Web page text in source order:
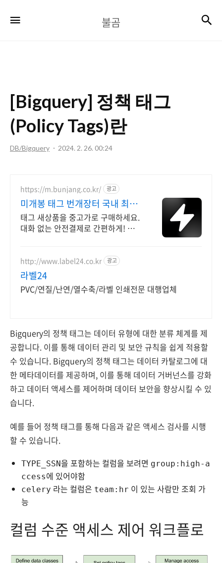
곰
불곰
[Bigquery] 정책 태그
(Policy Tags)란
DB/Bigquery 2024. 2. 26. 00:24
https://m.bunjang.co.kr/ 광고
미개봉 태그 번개장터 국내 최대
브랜드 중고거래
태그 새상품을 중고가로 구매하세요.
대화 없는 안전결제로 간편하게! 전국
드
http://www.label24.co.kr 광고
라벨24
PVC/연질/난연/열수축/라벨 인쇄전문 대행업체
Bigquery의 정책 태그는 데이터 유형에 대한 분류 체계를 제
공합니다. 이를 통해 데이터 관리 및 보안 규칙을 쉽게 적용할
수 있습니다. Bigquery의 정책 태그는 데이터 카탈로그에 대
한 메타데이터를 제공하며, 이를 통해 데이터 거버넌스를 강화
하고 데이터 액세스를 제어하며 데이터 보안을 향상시킬 수 있
습니다.
예를 들어 정책 태그를 통해 다음과 같은 액세스 검사를 시행
할 수 있습니다.
TYPE_SSN을 포함하는 컬럼을 보려면 group:high-a
ccess에 있어야함
celery 라는 컬럼은 team:hr 이 있는 사람만 조회 가
능
컬럼 수준 액세스 제어 워크플로